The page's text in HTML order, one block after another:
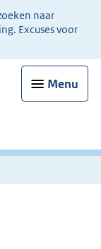
naar
Excuses voor
Menu